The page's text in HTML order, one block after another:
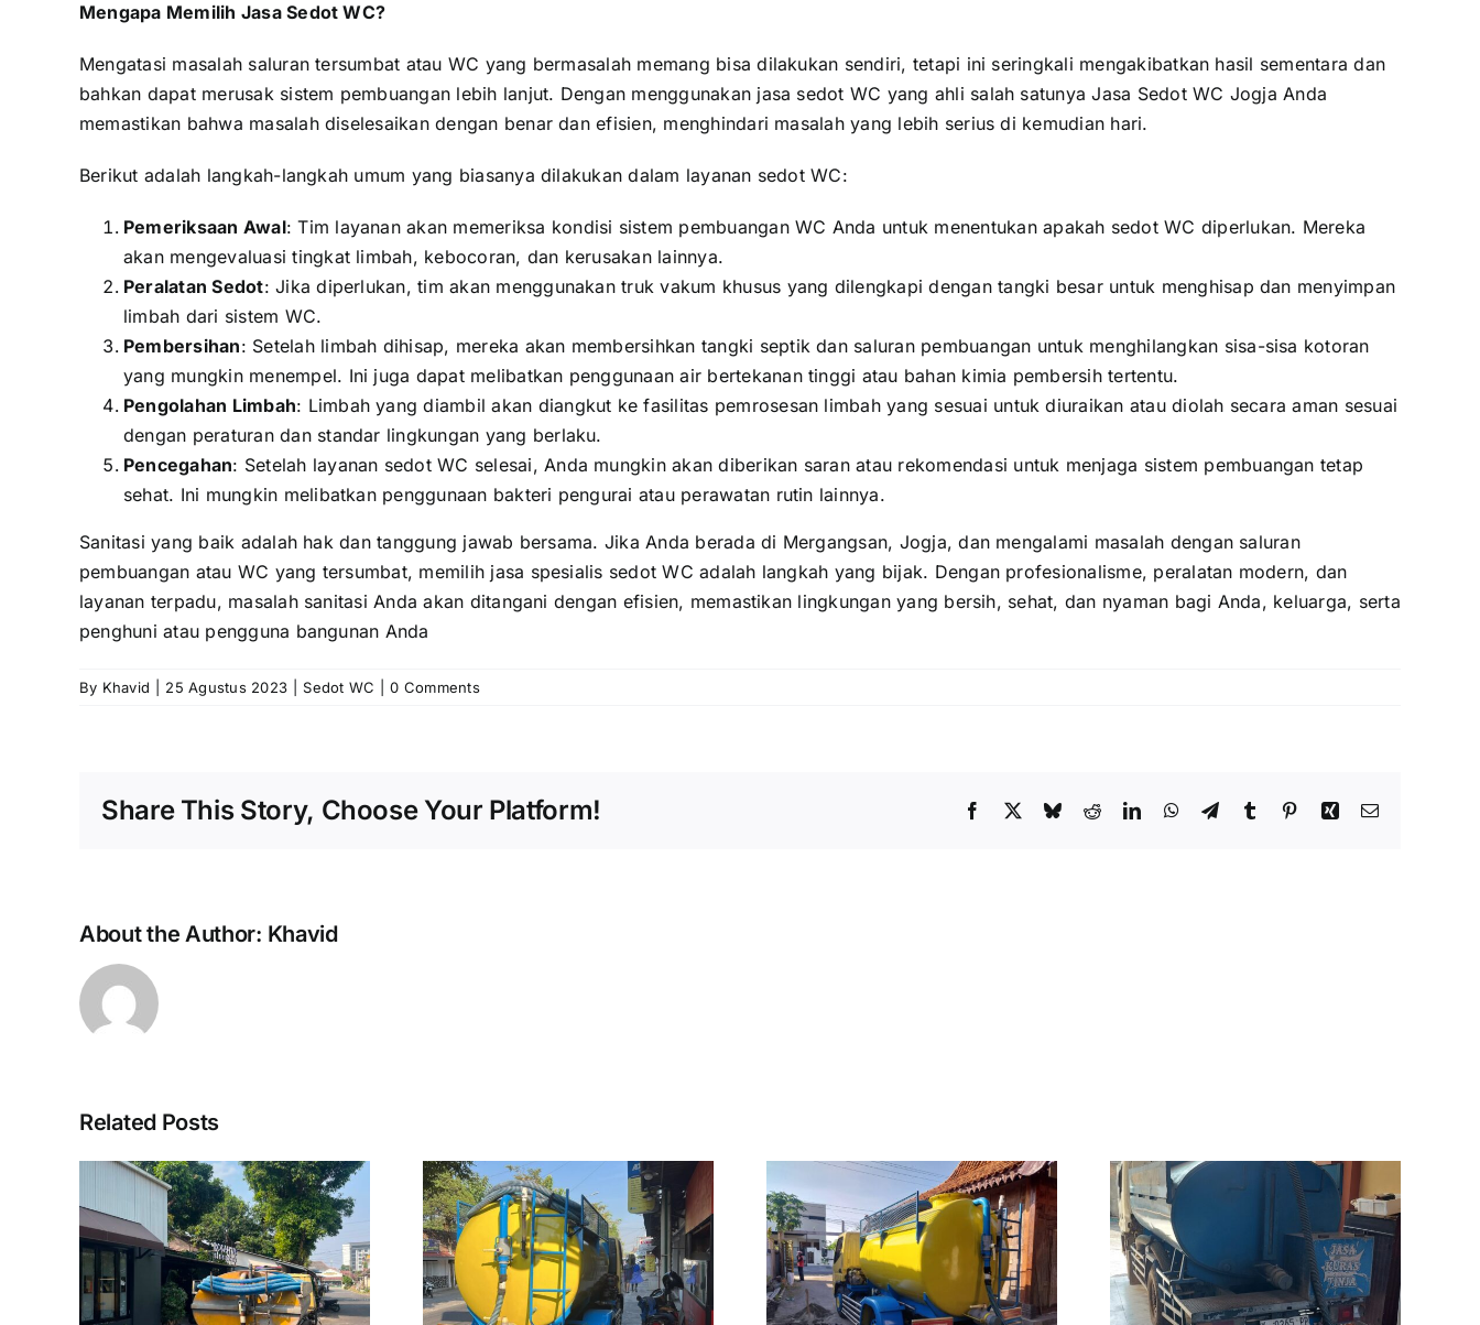
Mengapa Memilih Jasa Sedot WC?
Mengatasi masalah saluran tersumbat atau WC yang bermasalah memang bisa dilakukan sendiri, tetapi ini seringkali mengakibatkan hasil sementara dan
bahkan dapat merusak sistem pembuangan lebih lanjut. Dengan menggunakan jasa sedot WC yang ahli salah satunyaJasa Sedot WC JogjaAnda
memastikan bahwa masalah diselesaikan dengan benar dan efisien, menghindari masalah yang lebih serius di kemudian hari.
Berikut adalah langkah-langkah umum yang biasanya dilakukan dalam layanan sedot WC:
Pemeriksaan Awal: Tim layanan akan memeriksa kondisi sistem pembuangan WC Anda untuk menentukan apakah sedot WC diperlukan. Mereka
akan mengevaluasi tingkat limbah, kebocoran, dan kerusakan lainnya.
Peralatan Sedot: Jika diperlukan, tim akan menggunakan truk vakum khusus yang dilengkapi dengan tangki besar untuk menghisap dan menyimpan
limbah dari sistem WC.
Pembersihan: Setelah limbah dihisap, mereka akan membersihkan tangki septik dan saluran pembuangan untuk menghilangkan sisa-sisa kotoran
yang mungkin menempel. Ini juga dapat melibatkan penggunaan air bertekanan tinggi atau bahan kimia pembersih tertentu.
Pengolahan Limbah: Limbah yang diambil akan diangkut ke fasilitas pemrosesan limbah yang sesuai untuk diuraikan atau diolah secara aman sesuai
dengan peraturan dan standar lingkungan yang berlaku.
Pencegahan: Setelah layanan sedot WC selesai, Anda mungkin akan diberikan saran atau rekomendasi untuk menjaga sistem pembuangan tetap
sehat. Ini mungkin melibatkan penggunaan bakteri pengurai atau perawatan rutin lainnya.
Sanitasi yang baik adalah hak dan tanggung jawab bersama. Jika Anda berada di Mergangsan, Jogja, dan mengalami masalah dengan saluran
pembuangan atau WC yang tersumbat, memilih jasa spesialis sedot WC adalah langkah yang bijak. Dengan profesionalisme, peralatan modern, dan
layanan terpadu, masalah sanitasi Anda akan ditangani dengan efisien, memastikan lingkungan yang bersih, sehat, dan nyaman bagi Anda, keluarga, serta
penghuni atau pengguna bangunan Anda
By Khavid 25 Agustus 2023 Sedot WC 0 Comments
Share This Story, Choose Your Platform! Facebook
X BlueskyRedditLinkedInWhatsApp
TelegramTumblr PinterestXing Email
About the Author: Khavid
Related Posts
Sedot WC Murah
Jogja
Sedot WC Murah
Jogja Sleman
Jasa Sedot WC
dan Saluran
Mampet Minggir